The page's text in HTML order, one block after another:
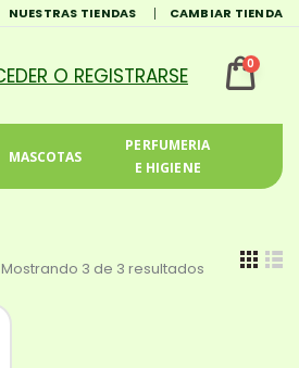
NUESTRAS TIENDAS CAMBIAR TIENDA
0
MASCOTAS
PERFUMERIA
E HIGIENE
Mostrando 3 de 3 resultados